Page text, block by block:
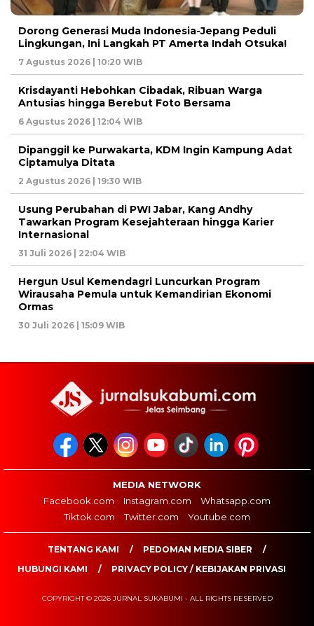
Dorong Generasi Muda Indonesia-Jepang Peduli
Lingkungan, Ini Langkah PT Amerta Indah Otsuka!
7 Agustus 2026 | 10:20 WIB
Krisdayanti Hebohkan Cibadak, Ribuan Warga
Antusias hingga Berebut Foto Bersama
6 Agustus 2026 | 12:04 WIB
Dipanggil ke Purwakarta, KDM Ingin Kampung Adat
Ciptamulya Ditata
2 Agustus 2026 | 19:30 WIB
Usung Perubahan di PWI Jabar, Kang Andhy
Tawarkan Program Kesejahteraan hingga Karier
Internasional
31 Juli 2026 | 22:04 WIB
Hergun Usul Kemendagri Luncurkan Program
Wirausaha Pemula untuk Kemandirian Ekonomi
Ormas
30 Juli 2026 | 15:09 WIB
MEDIA NETWORK
Facebook.com
Instagram.com
Whatsapp.com
Tiktok.com
Twitter.com Youtube.com
TENTANG KAMI
PEDOMAN MEDIA SIBER
HUBUNGI KAMI
PRIVACY POLICY / KEBIJAKAN PRIVASI
COPYRIGHT © 2026 JURNAL SUKABUMI - ALL RIGHTS RESERVED